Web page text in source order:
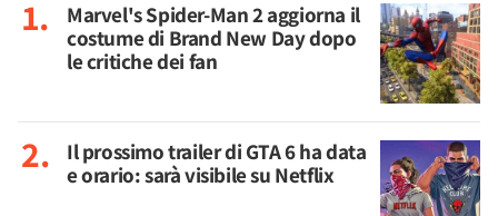
Marvel's Spider-Man 2 aggiorna il
costume di Brand New Day dopo
le critiche dei fan
Il prossimo trailer di GTA 6 ha data
e orario: sarà visibile su Netflix